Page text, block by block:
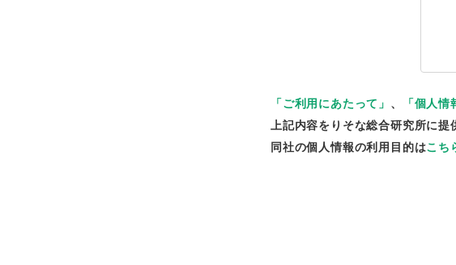
「ご利用にあたって」 、 「個人情
上記内容をりそな総合研究所に
同社の個人情報の利用目的はこち